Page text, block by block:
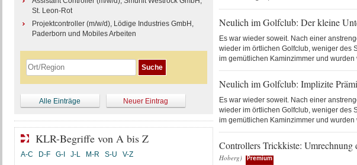
Neulich im Golfclub: Der kleine
Es war wieder soweit. Nach einer
wieder im örtlichen Golfclub, weniger des
im gemütlichen Kaminzimmer und
Neulich im Golfclub: Implizite
Es war wieder soweit. Nach einer
wieder im örtlichen Golfclub, weniger des
im gemütlichen Kaminzimmer und
Controllers Trickkiste: Umrechnung
Hoberg)
Premium
St. Leon-Rot
Projektcontroller (m/w/d), Lödige Industries GmbH,
Paderborn und Mobiles Arbeiten
Alle Einträge Neuer Eintrag
KLR-Begriffe von A bis Z
A-C D-F G-I J-L M-R S-U
V-Z